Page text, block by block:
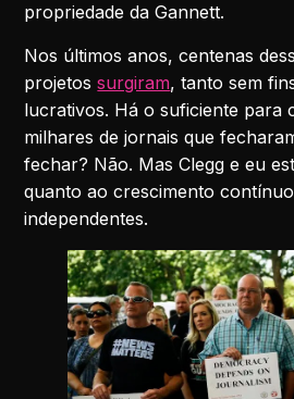
propriedade da Gannett.
Nos últimos anos, centenas
projetossurgiram, tanto sem
lucrativos. Há o suficiente para
milhares de jornais que
fechar? Não. Mas Clegg e eu
quanto ao crescimento
independentes.